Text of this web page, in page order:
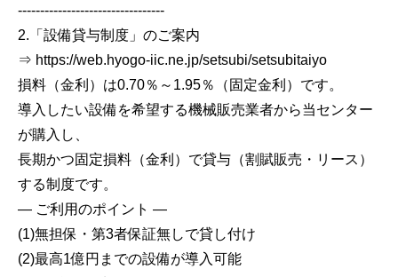
---------------------------------
2.「設備貸与制度」のご案内
⇒ https://web.hyogo-iic.ne.jp/setsubi/setsubitaiyo
損料（金利）は0.70％～1.95％（固定金利）です。
導入したい設備を希望する機械販売業者から当センター
が購入し、
長期かつ固定損料（金利）で貸与（割賦販売・リース）
する制度です。
― ご利用のポイント ―
(1)無担保・第3者保証無しで貸し付け
(2)最高1億円までの設備が導入可能